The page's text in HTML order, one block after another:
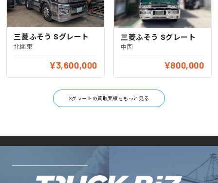
三菱ふそう Sグレート
北関東
¥3,600,000
三菱ふそう Sグレート
中国
¥800,000
Sグレートの買取実績をもっと見る